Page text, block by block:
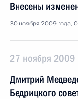
Внесены
30 ноября 2009 года,
27 ноября 2009
Дмитрий
Бедрицкого